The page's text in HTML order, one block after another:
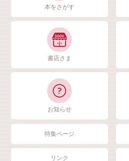
本をさがす
書店さま
お知らせ
特集ページ
リンク